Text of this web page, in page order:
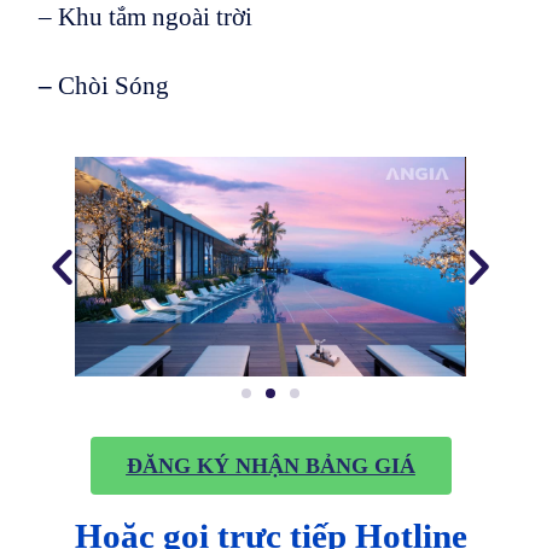
– Khu tắm ngoài trời
– Chòi Sóng
ĐĂNG KÝ NHẬN BẢNG GIÁ
Hoặc gọi trực tiếp Hotline